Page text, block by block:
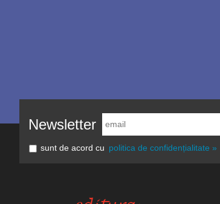
Newsletter
sunt de acord cu politica de confidențialitate »